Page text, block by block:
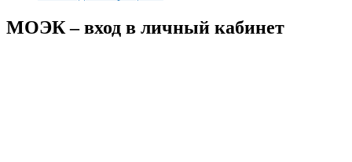
МОЭК – вход в личный кабинет